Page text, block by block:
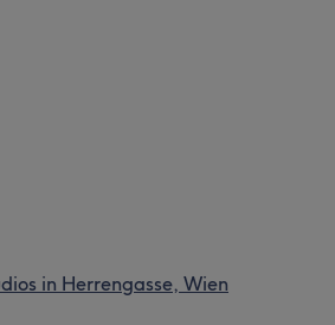
in Herrengasse, Wien